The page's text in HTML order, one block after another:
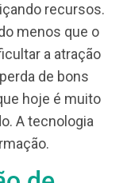
externo.
à relação entre
salários do
e salários
e as práticas